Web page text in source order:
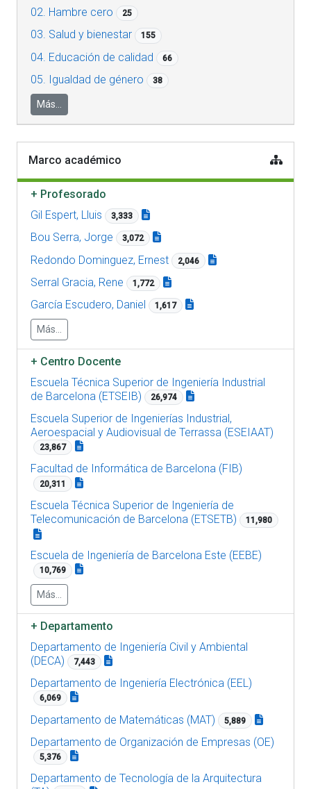
02. Hambre cero 25
03. Salud y bienestar 155
04. Educación de calidad 66
05. Igualdad de género 38
Más...
Marco académico
+ Profesorado
Gil Espert, Lluis
3,333
Bou Serra, Jorge 3,072
Redondo Dominguez, Ernest 2,046
Serral Gracia, Rene 1,772
García Escudero, Daniel 1,617
Más...
+ Centro Docente
Escuela Técnica Superior de Ingeniería Industrial
de Barcelona (ETSEIB)
26,974
Escuela Superior de Ingenierías Industrial,
Aeroespacial y Audiovisual de Terrassa (ESEIAAT)
23,867
Facultad de Informática de Barcelona (FIB)
20,311
Escuela Técnica Superior de Ingeniería de
Telecomunicación de Barcelona (ETSETB)
11,980
Escuela de Ingeniería de Barcelona Este (EEBE)
10,769
Más...
+ Departamento
Departamento de Ingeniería Civil y Ambiental
(DECA)
7,443
Departamento de Ingeniería Electrónica (EEL)
6,069
Departamento de Matemáticas (MAT) 5,889
Departamento de Organización de Empresas (OE)
5,376
Departamento de Tecnología de la Arquitectura